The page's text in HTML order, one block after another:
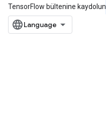
TensorFlow bültenine kaydolun